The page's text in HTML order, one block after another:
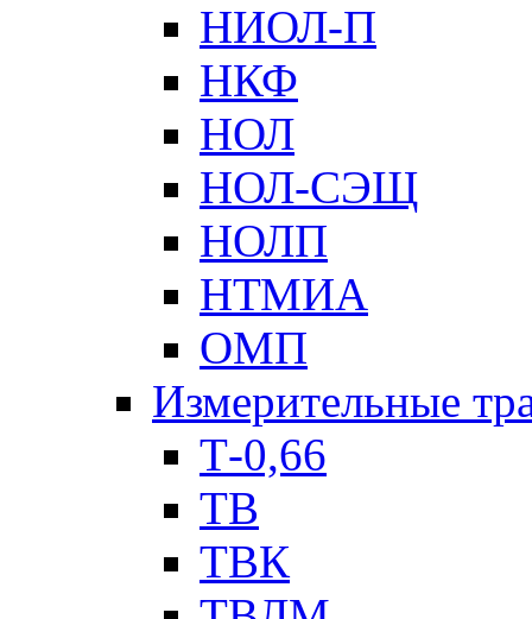
НИОЛ-П
НКФ
НОЛ
НОЛ-СЭЩ
НОЛП
НТМИА
ОМП
Измерительные
Т-0,66
ТВ
ТВК